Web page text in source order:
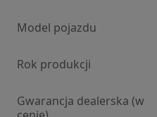
Model pojazdu
Rok produkcji
Gwarancja dealerska (w